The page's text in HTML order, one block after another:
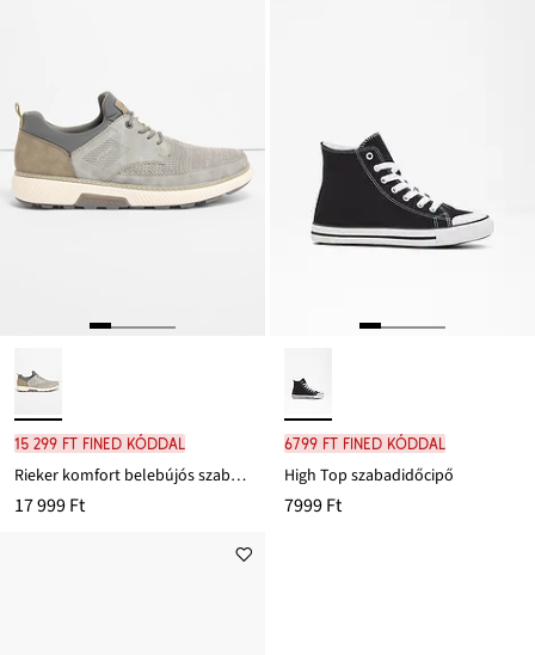
15 299 Ft FINED kóddal
Rieker komfort belebújós szabadidőcipő széles orrú méretben
17 999 Ft
6799 Ft FINED kóddal
High Top szabadidőcipő
7999 Ft